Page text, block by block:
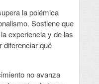
la polémica
Sostiene que
experiencia y de las
diferenciar qué
no avanza